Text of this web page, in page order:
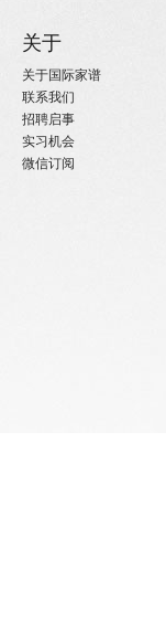
关于
关于国际家谱
联系我们
招聘启事
实习机会
微信订阅